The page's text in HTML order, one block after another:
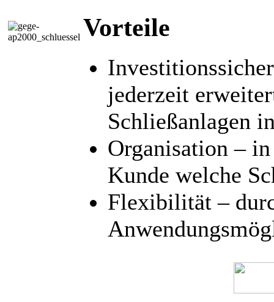
Vorteile
jederzeit
Schließanlagen
Organisation –
Kunde welche
Flexibilität –